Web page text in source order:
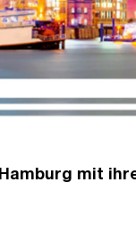
mit